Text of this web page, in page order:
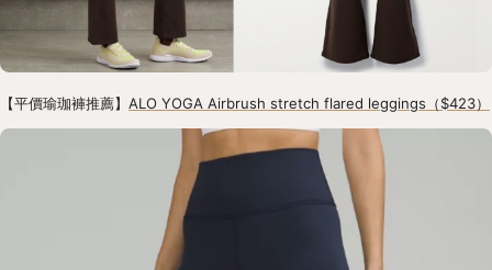
【平價瑜珈褲推薦】 ALO YOGA Airbrush stretch flared leggings（$423）